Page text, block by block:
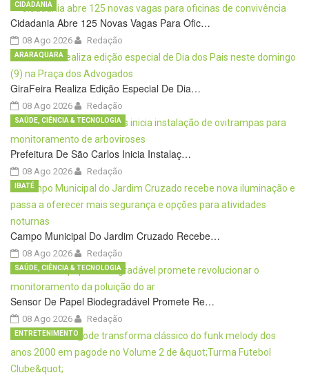
Cidadania Abre 125 Novas Vagas Para Ofic…
08 Ago 2026
CIDADANIA
Redação
GiraFeira Realiza Edição Especial De Dia…
08 Ago 2026
ARARAQUARA
Redação
Prefeitura De São Carlos Inicia Instalaç…
08 Ago 2026
SAÚDE, CIÊNCIA & TECNOLOGIA
Redação
Campo Municipal Do Jardim Cruzado Recebe…
08 Ago 2026
IBATÉ
Redação
Sensor De Papel Biodegradável Promete Re…
08 Ago 2026
SAÚDE, CIÊNCIA & TECNOLOGIA
Redação
ENTRETENIMENTO